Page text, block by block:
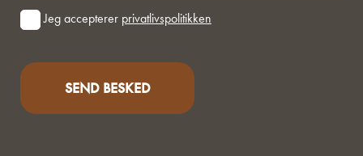
ConsentJeg accepterer privatlivspolitikken